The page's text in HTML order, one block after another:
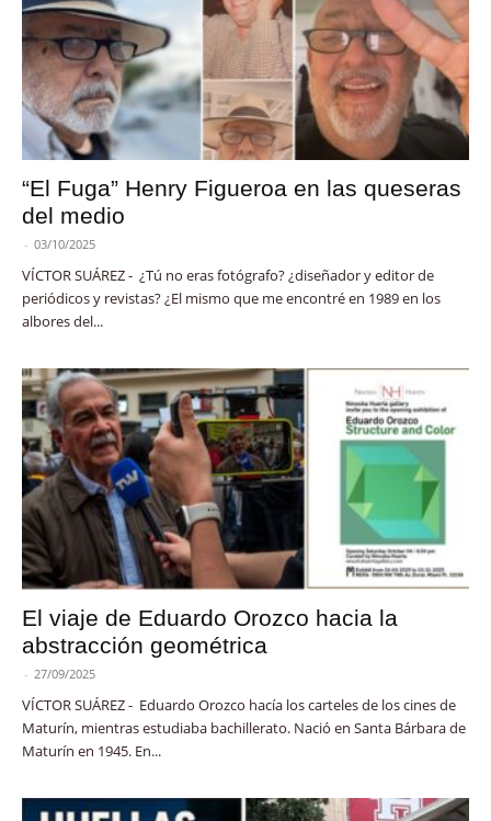
“El Fuga” Henry Figueroa en las queseras
del medio
- 03/10/2025
VÍCTOR SUÁREZ - ¿Tú no eras fotógrafo? ¿diseñador y editor de
periódicos y revistas? ¿El mismo que me encontré en 1989 en los
albores del...
El viaje de Eduardo Orozco hacia la
abstracción geométrica
- 27/09/2025
VÍCTOR SUÁREZ - Eduardo Orozco hacía los carteles de los cines de
Maturín, mientras estudiaba bachillerato. Nació en Santa Bárbara de
Maturín en 1945. En...